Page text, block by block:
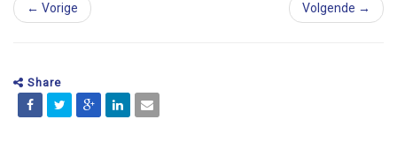
← Vorige Volgende →
Share